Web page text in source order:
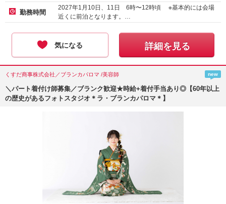
勤務時間
2027年1月10日、11日 6時〜12時頃 ※基本的には会場
近くに前泊となります。…
気になる 詳細を見る
くすだ商事株式会社／ブランカパロマ /美容師 new
＼パート着付け師募集／ブランク歓迎★時給+着付手当あり◎【60年以上
の歴史があるフォトスタジオ＊ラ・ブランカパロマ＊】